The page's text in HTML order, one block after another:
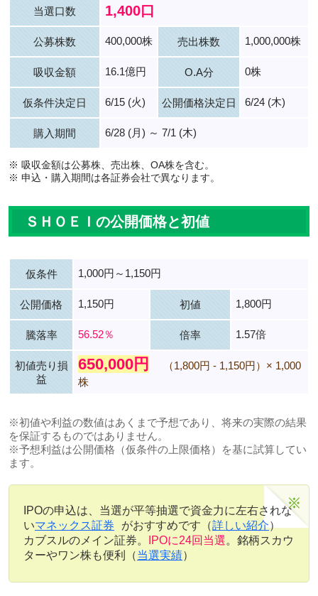
当選口数 1,400口
公募株数 400,000株 売出株数 1,000,000株
吸収金額 16.1億円 O.A分 0株
仮条件決定日 6/15 (火) 公開価格決定日 6/24 (木)
購入期間 6/28 (月) ～ 7/1 (木)
※ 吸収金額は公募株、売出株、OA株を含む。
※ 申込・購入期間は各証券会社で異なります。
ＳＨＯＥＩの公開価格と初値
仮条件 1,000円～1,150円
公開価格 1,150円 初値 1,800円
騰落率 56.52％ 倍率 1.57倍
初値売り損
益
650,000円
（1,800円 - 1,150円）× 1,000
株
※初値や利益の数値はあくまで予想であり、将来の実際の結果
を保証するものではありません。
※予想利益は公開価格（仮条件の上限価格）を基に試算してい
ます。
IPOの申込は、当選が平等抽選で資金力に左右されな
いマネックス証券 がおすすめです（詳しい紹介）
カブスルのメイン証券。
IPOに24回当選。銘柄スカウ
ターやワン株も便利（当選実績）